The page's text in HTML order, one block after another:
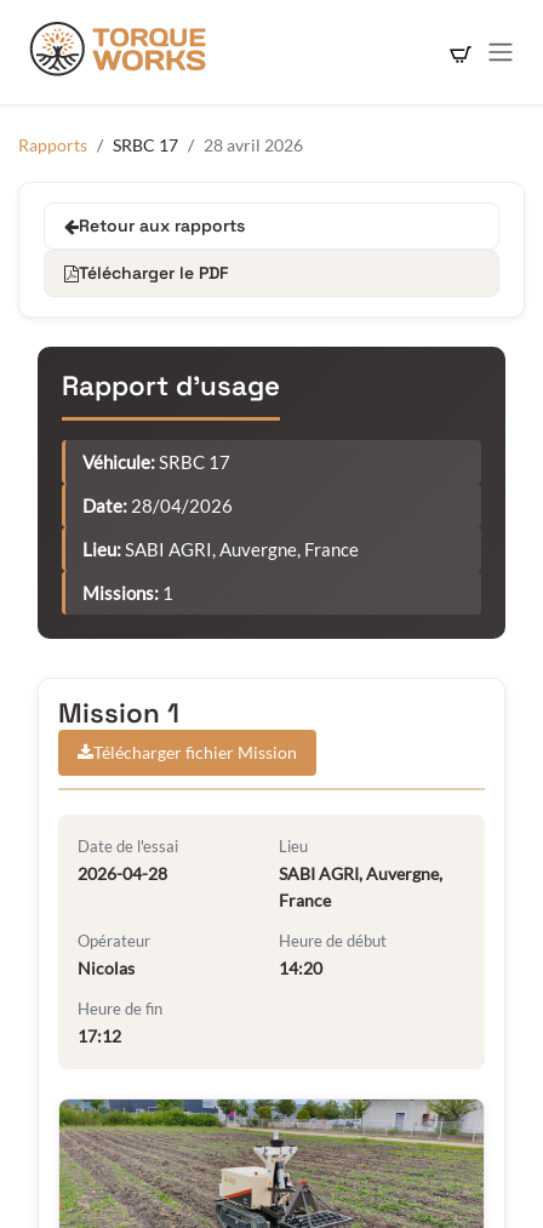
Rapports SRBC 17 28 avril 2026
Retour aux rapports
Télécharger le PDF
Rapport d'usage
Véhicule:SRBC 17
Date: 28/04/2026
Lieu:SABI AGRI, Auvergne, France
Missions: 1
Mission 1
Télécharger fichier Mission
Date de l'essai
2026-04-28
Lieu
SABI AGRI, Auvergne,
France
Opérateur
Nicolas
Heure de début
14:20
Heure de fin
17:12